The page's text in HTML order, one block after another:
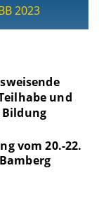
2023
und
vom 20.-22.